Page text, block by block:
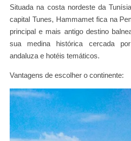
Situada na costa nordeste da
capital Tunes, Hammamet fica na
principal e mais antigo destino
sua medina histórica cercada
andaluza e hotéis temáticos.
Vantagens de escolher o continente: